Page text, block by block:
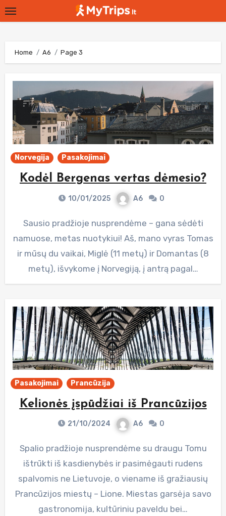
Skip
to
Home A6 Page 3
Norvegija Pasakojimai
Kodėl Bergenas vertas dėmesio?
10/01/2025 A6 0
Sausio pradžioje nusprendėme – gana sėdėti
namuose, metas nuotykiui! Aš, mano vyras Tomas
ir mūsų du vaikai, Miglė (11 metų) ir Domantas (8
metų), išvykome į Norvegiją, į antrą pagal…
Pasakojimai Prancūzija
Kelionės įspūdžiai iš Prancūzijos
21/10/2024 A6 0
Spalio pradžioje nusprendėme su draugu Tomu
ištrūkti iš kasdienybės ir pasimėgauti rudens
spalvomis ne Lietuvoje, o viename iš gražiausių
Prancūzijos miestų – Lione. Miestas garsėja savo
gastronomija, kultūriniu paveldu bei…